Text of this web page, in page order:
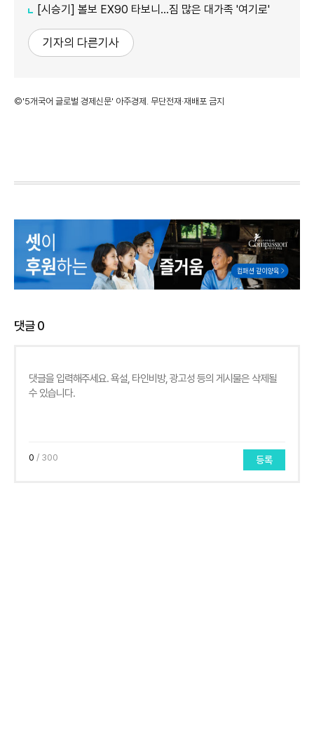
[시승기] 볼보 EX90 타보니…짐 많은 대가족 '여기로'
기자의 다른기사
©'5개국어 글로벌 경제신문' 아주경제. 무단전재·재배포 금지
댓글0
0 / 300 등록